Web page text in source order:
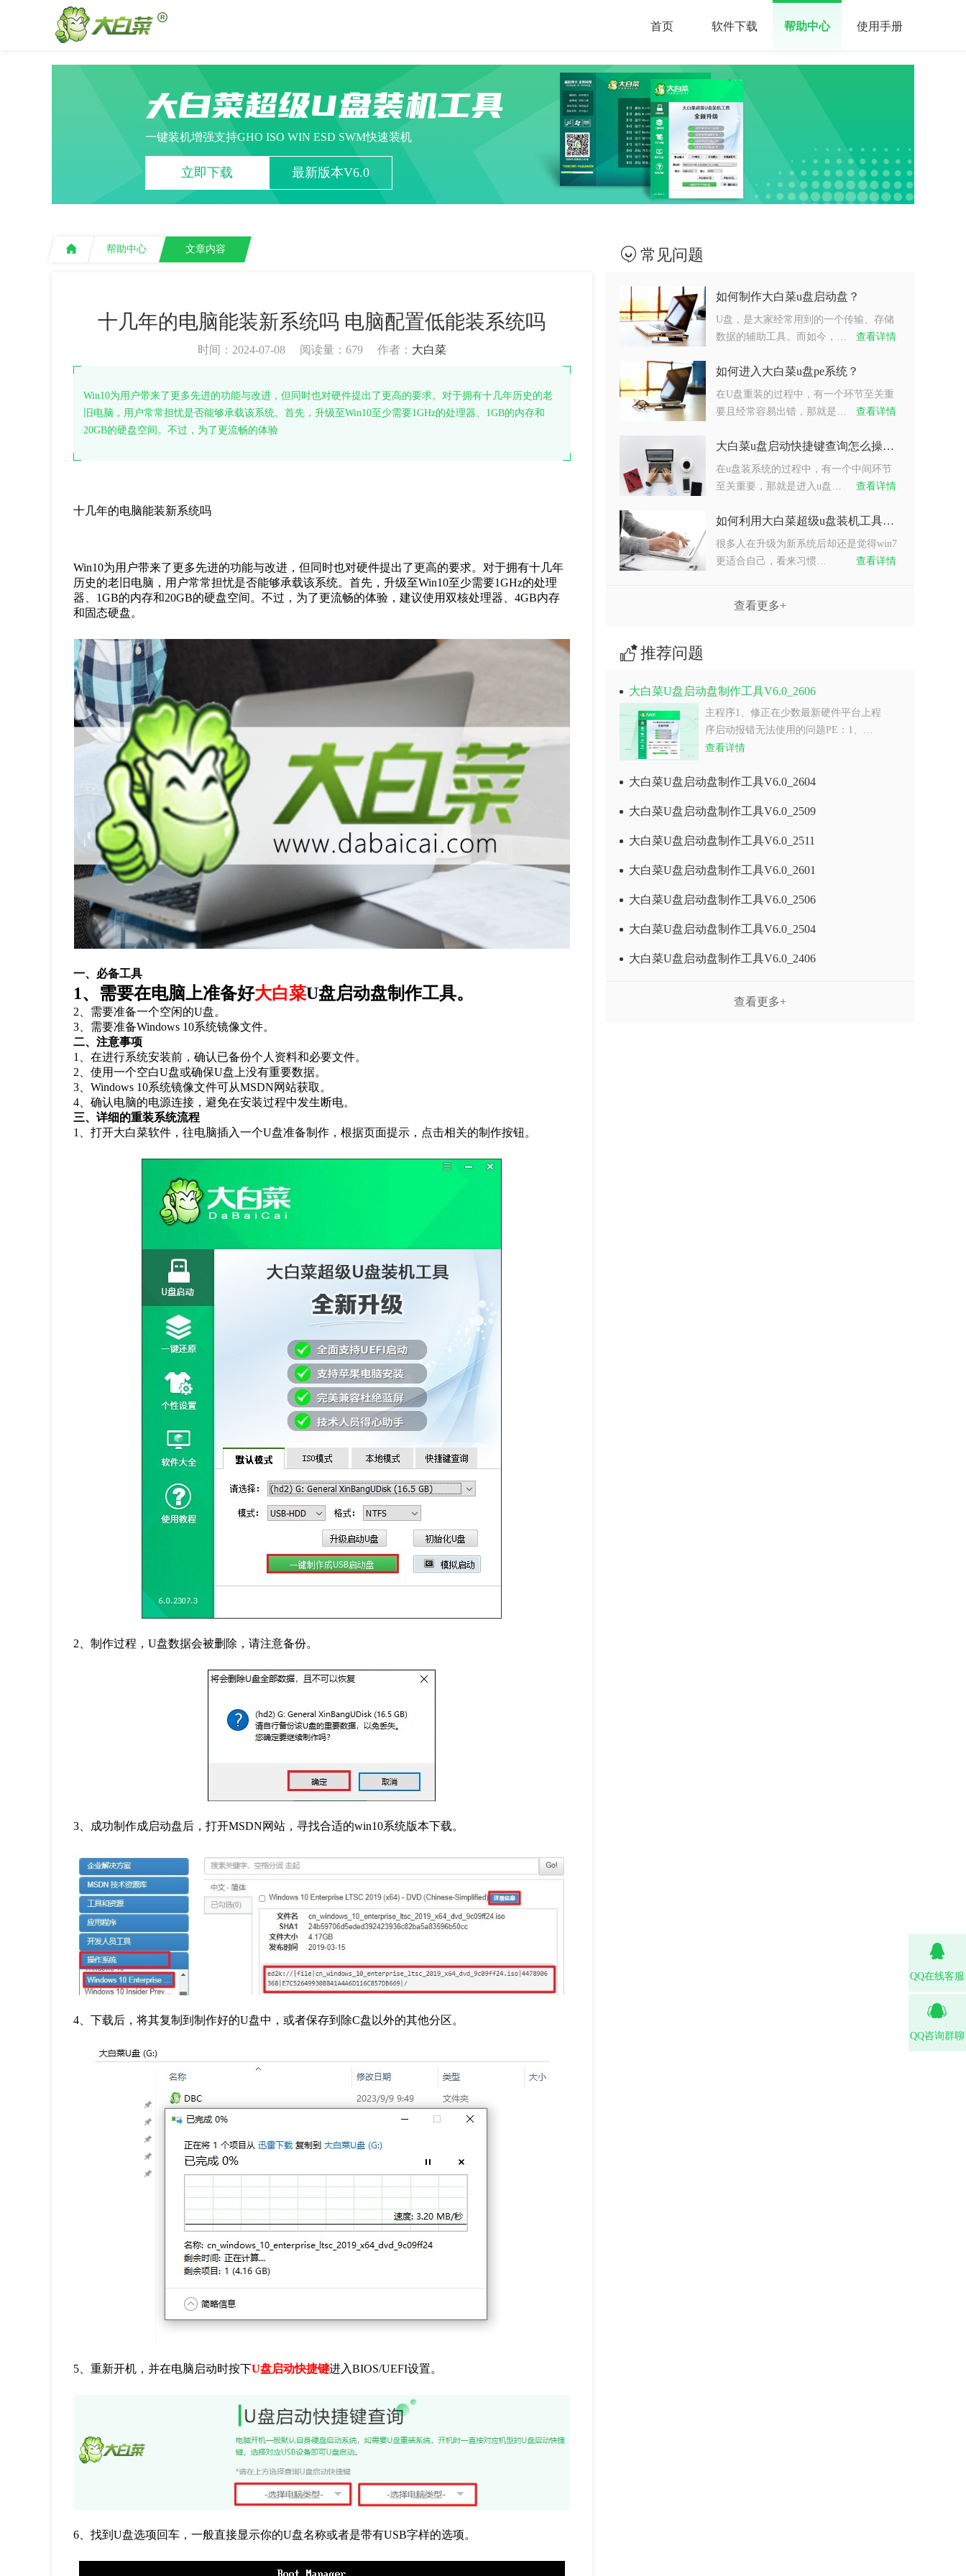
首页 软件下载 帮助中心 使用手册
大白菜超级U盘装机工具
一键装机增强支持GHO ISO WIN ESD SWM快速装机
立即下载 最新版本V6.0
帮助中心 文章内容
十几年的电脑能装新系统吗 电脑配置低能装系统吗
时间：2024-07-08 阅读量： 679 作者： 大白菜
Win10为用户带来了更多先进的功能与改进，但同时也对硬件提出了更高的要求。对于拥有十几年历史的老
旧电脑，用户常常担忧是否能够承载该系统。首先，升级至Win10至少需要1GHz的处理器、1GB的内存和
20GB的硬盘空间。不过，为了更流畅的体验
十几年的电脑能装新系统吗
Win10为用户带来了更多先进的功能与改进，但同时也对硬件提出了更高的要求。对于拥有十几年
历史的老旧电脑，用户常常担忧是否能够承载该系统。首先，升级至Win10至少需要1GHz的处理
器、1GB的内存和20GB的硬盘空间。不过，为了更流畅的体验，建议使用双核处理器、4GB内存
和固态硬盘。
一、必备工具
1、需要在电脑上准备好大白菜U盘启动盘制作工具。
2、需要准备一个空闲的U盘。
3、需要准备Windows 10系统镜像文件。
二、注意事项
1
、在进行系统安装前，确认已备份个人资料和必要文件。
2 、使用一个空白U盘或确保U盘上没有重要数据。
3 、Windows 10系统镜像文件可从MSDN网站获取。
4 、确认电脑的电源连接，避免在安装过程中发生断电。
三、详细的重装系统流程
1
、打开大白菜软件，往电脑插入一个U盘准备制作，根据页面提示，点击相关的制作按钮。
2 、制作过程，U盘数据会被删除，请注意备份。
3 、成功制作成启动盘后，打开MSDN网站，寻找合适的win10系统版本下载。
4 、下载后，将其复制到制作好的U盘中，或者保存到除C盘以外的其他分区。
5 、重新开机，并在电脑启动时按下U盘启动快捷键进入BIOS/UEFI设置。
6 、找到U盘选项回车，一般直接显示你的U盘名称或者是带有USB字样的选项。
常见问题
如何制作大白菜u盘启动盘？
U盘，是大家经常用到的一个传输、存储
数据的辅助工具。而如今，…
查看详情
如何进入大白菜u盘pe系统？
在U盘重装的过程中，有一个环节至关重
要且经常容易出错，那就是…
查看详情
大白菜u盘启动快捷键查询怎么操作？
在u盘装系统的过程中，有一个中间环节
至关重要，那就是进入u盘…
查看详情
如何利用大白菜超级u盘装机工具重装系统win7？
很多人在升级为新系统后却还是觉得win7
更适合自己，看来习惯…
查看详情
查看更多+
推荐问题
大白菜U盘启动盘制作工具V6.0_2606
主程序1、修正在少数最新硬件平台上程
序启动报错无法使用的问题PE：1、…
查看详情
大白菜U盘启动盘制作工具V6.0_2604
大白菜U盘启动盘制作工具V6.0_2509
大白菜U盘启动盘制作工具V6.0_2511
大白菜U盘启动盘制作工具V6.0_2601
大白菜U盘启动盘制作工具V6.0_2506
大白菜U盘启动盘制作工具V6.0_2504
大白菜U盘启动盘制作工具V6.0_2406
查看更多+
QQ在线客服
QQ咨询群聊